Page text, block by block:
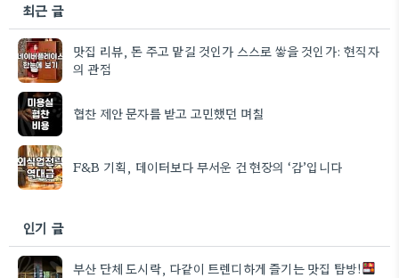
최근 글
맛집 리뷰, 돈 주고 맡길 것인가 스스로 쌓을 것인가: 현직자
의 관점
협찬 제안 문자를 받고 고민했던 며칠
F&B 기획, 데이터보다 무서운 건 현장의 ‘감’입니다
인기 글
부산 단체 도시락, 다같이 트렌디하게 즐기는 맛집 탐방!